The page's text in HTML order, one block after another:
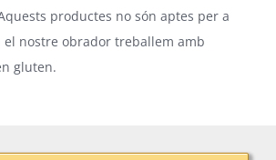
productes no són aptes per a
el nostre obrador treballem amb
gluten.